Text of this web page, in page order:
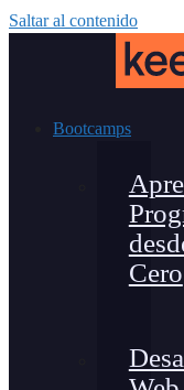
Saltar al contenido
Bootcamps
Cero